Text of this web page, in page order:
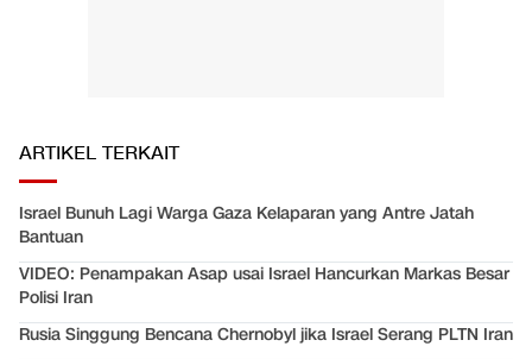
ARTIKEL TERKAIT
Israel Bunuh Lagi Warga Gaza Kelaparan yang Antre Jatah
Bantuan
VIDEO: Penampakan Asap usai Israel Hancurkan Markas Besar
Polisi Iran
Rusia Singgung Bencana Chernobyl jika Israel Serang PLTN Iran